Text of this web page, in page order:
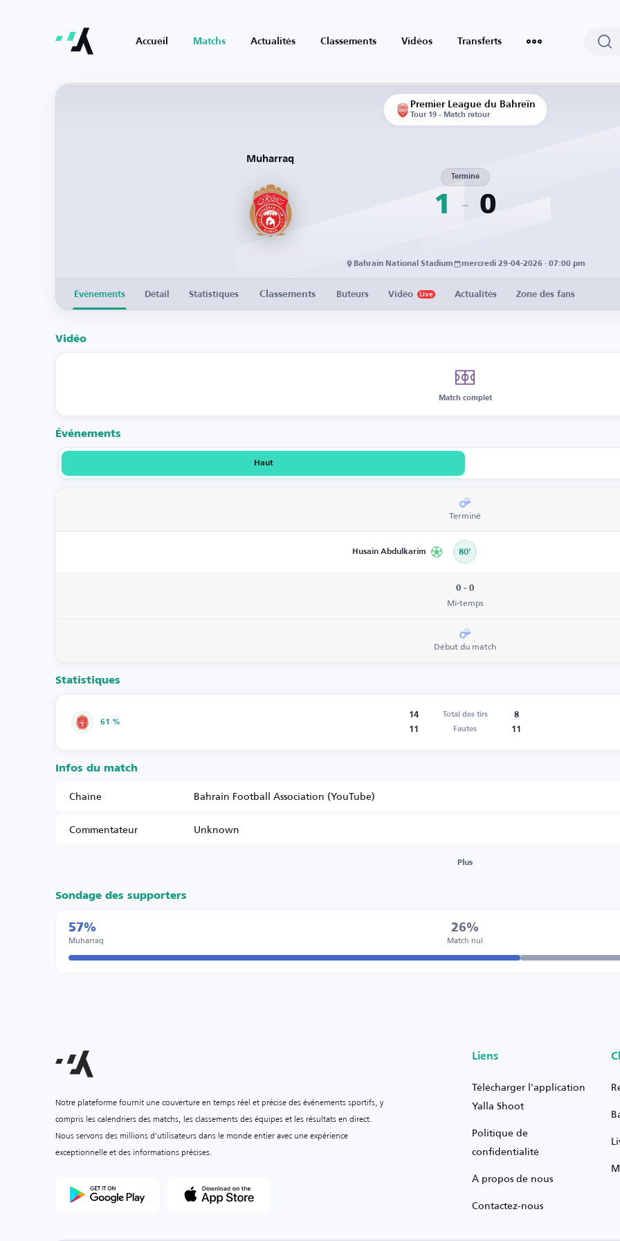
Accueil Matchs Actualités Classements Vidéos Transferts
Premier League du Bahreïn
Tour 19 - Match retour
Muharraq
1
Terminé
0
Bahrain National Stadium mercredi 29-04-2026 · 07:00 pm
Événements Détail Statistiques Classements Buteurs Vidéo Live Actualités Zone des fans
Vidéo
Match complet
Événements
Haut
Terminé
Husain Abdulkarim 80’
0 - 0
Mi-temps
Début du match
Statistiques
61 %
14 Total des tirs
8
11
Fautes 11
Infos du match
Chaîne
Bahrain Football Association (YouTube)
Commentateur
Unknown
Plus
Sondage des supporters
57%
Muharraq
26%
Match nul
Notre plateforme fournit une couverture en temps réel et précise des événements sportifs, y
compris les calendriers des matchs, les classements des équipes et les résultats en direct.
Nous servons des millions d'utilisateurs dans le monde entier avec une expérience
exceptionnelle et des informations précises.
Liens
Télécharger l'application
Yalla Shoot
Politique de
confidentialité
À propos de nous
Contactez-nous